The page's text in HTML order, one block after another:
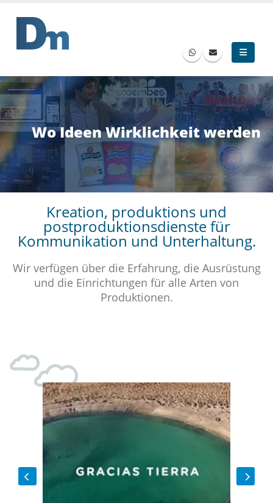
Wo Ideen Wirklichkeit werden
Kreation, produktions und
postproduktionsdienste für
Kommunikation und Unterhaltung.
Wir verfügen über die Erfahrung, die Ausrüstung
und die Einrichtungen für alle Arten von
Produktionen.